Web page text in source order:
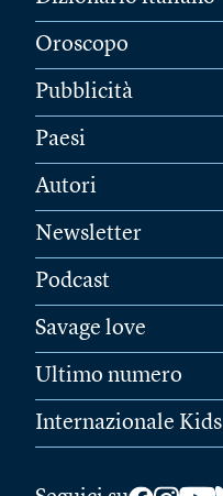
Oroscopo
Pubblicità
Paesi
Autori
Newsletter
Podcast
Savage love
Ultimo numero
Internazionale Kids